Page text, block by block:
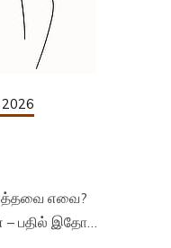
எவை?
– பதில் இதோ…